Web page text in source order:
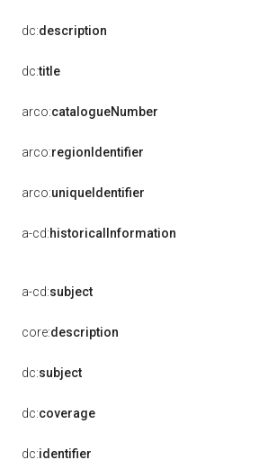
dc:description
dc:title
arco:catalogueNumber
arco:regionIdentifier
arco:uniqueIdentifier
a-cd:historicalInformation
a-cd:subject
core:description
dc:subject
dc:coverage
dc:identifier